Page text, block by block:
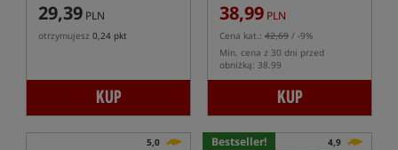
29,39 PLN
otrzymujesz 0,24 pkt
KUP
38,99 PLN
Cena kat.: 42,69 / -9%
Min. cena z 30 dni przed
obniżką: 38.99
KUP
5,0 Bestseller! 4,9